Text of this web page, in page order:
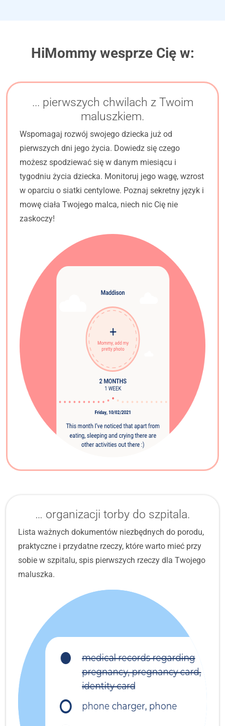
HiMommy wesprze Cię w:
... pierwszych chwilach z Twoim
maluszkiem.
Wspomagaj rozwój swojego dziecka już od
pierwszych dni jego życia. Dowiedz się czego
możesz spodziewać się w danym miesiącu i
tygodniu życia dziecka. Monitoruj jego wagę, wzrost
w oparciu o siatki centylowe. Poznaj sekretny język i
mowę ciała Twojego malca, niech nic Cię nie
zaskoczy!
… organizacji torby do szpitala.
Lista ważnych dokumentów niezbędnych do porodu,
praktyczne i przydatne rzeczy, które warto mieć przy
sobie w szpitalu, spis pierwszych rzeczy dla Twojego
maluszka.